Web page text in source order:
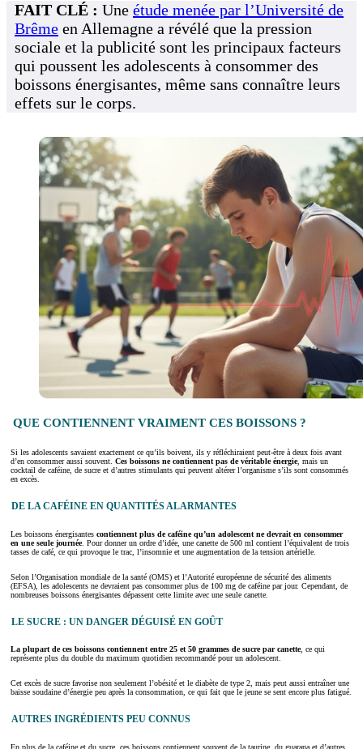
FAIT CLÉ : Une étude menée par l’Université de
Brême en Allemagne a révélé que la pression
sociale et la publicité sont les principaux facteurs
qui poussent les adolescents à consommer des
boissons énergisantes, même sans connaître leurs
effets sur le corps.
QUE CONTIENNENT VRAIMENT CES BOISSONS ?
Si les adolescents savaient exactement ce qu’ils boivent, ils y réfléchiraient peut-être à deux fois avant
d’en consommer aussi souvent. Ces boissons ne contiennent pas de véritable énergie, mais un
cocktail de caféine, de sucre et d’autres stimulants qui peuvent altérer l’organisme s’ils sont consommés
en excès.
DE LA CAFÉINE EN QUANTITÉS ALARMANTES
Les boissons énergisantes contiennent plus de caféine qu’un adolescent ne devrait en consommer
en une seule journée. Pour donner un ordre d’idée, une canette de 500 ml contient l’équivalent de trois
tasses de café, ce qui provoque le trac, l’insomnie et une augmentation de la tension artérielle.
Selon l’Organisation mondiale de la santé (OMS) et l’Autorité européenne de sécurité des aliments
(EFSA), les adolescents ne devraient pas consommer plus de 100 mg de caféine par jour. Cependant, de
nombreuses boissons énergisantes dépassent cette limite avec une seule canette.
LE SUCRE : UN DANGER DÉGUISÉ EN GOÛT
La plupart de ces boissons contiennent entre 25 et 50 grammes de sucre par canette, ce qui
représente plus du double du maximum quotidien recommandé pour un adolescent.
Cet excès de sucre favorise non seulement l’obésité et le diabète de type 2, mais peut aussi entraîner une
baisse soudaine d’énergie peu après la consommation, ce qui fait que le jeune se sent encore plus fatigué.
AUTRES INGRÉDIENTS PEU CONNUS
En plus de la caféine et du sucre, ces boissons contiennent souvent de la taurine, du guarana et d’autres